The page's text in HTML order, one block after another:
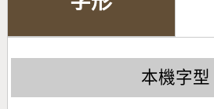
本機字型